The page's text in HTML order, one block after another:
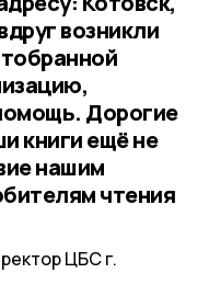
возникли
Дорогие
книги ещё не
нашим
чтения
ЦБС г.